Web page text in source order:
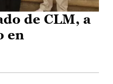
de CLM, a
en